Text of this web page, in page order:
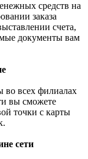
средств на
заказа
счета,
документы вам
во всех филиалах
вы сможете
точки с карты
сети